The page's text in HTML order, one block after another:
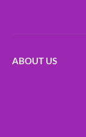
ABOUT US